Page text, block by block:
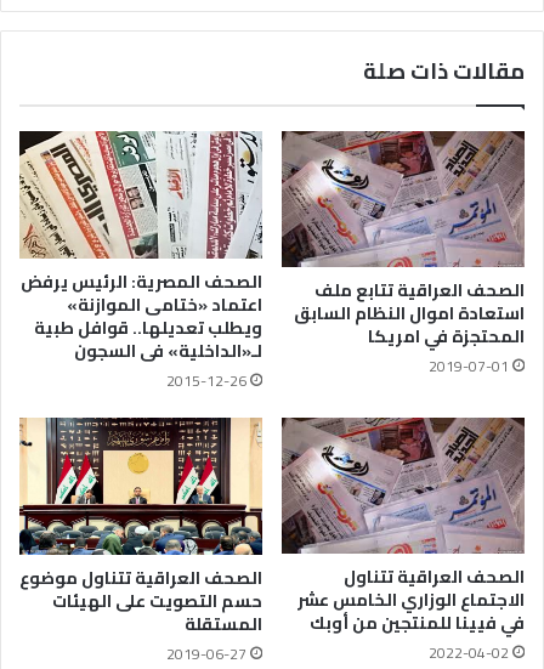
مقالات ذات صلة
الصحف العراقية تتابع ملف
استعادة اموال النظام السابق
المحتجزة في امريكا
2019-07-01
الصحف المصرية: الرئيس يرفض
اعتماد «ختامى الموازنة»
ويطلب تعديلها.. قوافل طبية
لـ«الداخلية» فى السجون
2015-12-26
الصحف العراقية تتناول
الاجتماع الوزاري الخامس عشر
في فيينا للمنتجين من أوبك
2022-04-02
الصحف العراقية تتناول موضوع
حسم التصويت على الهيئات
المستقلة
2019-06-27